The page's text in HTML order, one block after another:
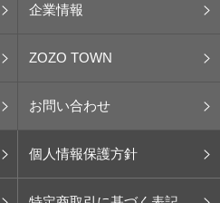
企業情報
ZOZO TOWN
お問い合わせ
個人情報保護方針